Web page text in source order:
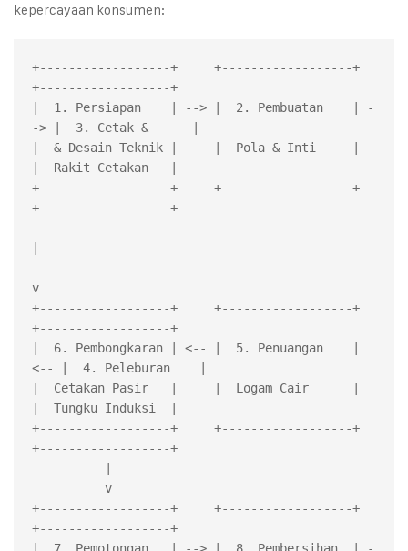
kepercayaan konsumen:
+------------------+     +------------------+
+------------------+
|  1. Persiapan    | --> |  2. Pembuatan    | -
-> |  3. Cetak &      |
|  & Desain Teknik |     |  Pola & Inti     |
|  Rakit Cetakan   |
+------------------+     +------------------+
+------------------+
v
+------------------+     +------------------+
+------------------+
|  6. Pembongkaran | <-- |  5. Penuangan    |
<-- |  4. Peleburan    |
|  Cetakan Pasir   |     |  Logam Cair      |
|  Tungku Induksi  |
+------------------+     +------------------+
+------------------+
+------------------+     +------------------+
+------------------+